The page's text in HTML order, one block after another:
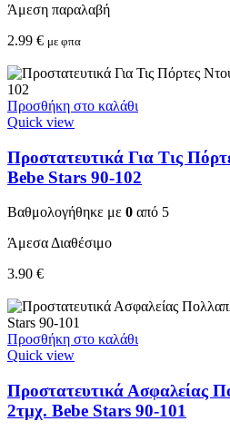
Άμεση παραλαβή
2.99 € με φπα
Προσθήκη στο καλάθι
Quick view
Προστατευτικά Για Τις
Bebe Stars 90-102
Βαθμολογήθηκε με 0 από 5
Άμεσα Διαθέσιμο
3.90 €
Προσθήκη στο καλάθι
Quick view
Προστατευτικά Ασφαλείας
2τμχ. Bebe Stars 90-101